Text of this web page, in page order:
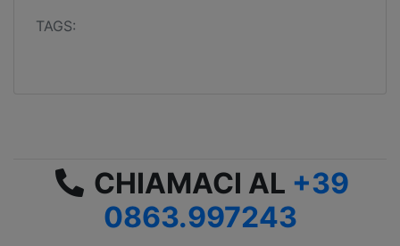
TAGS:
CHIAMACI AL +39
0863.997243